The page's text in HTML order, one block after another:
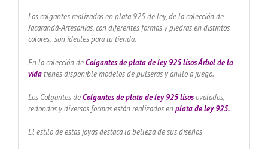
Los colgantes realizados en plata 925 de ley, de la colección de
Jacarandá-Artesanías, con diferentes formas y piedras en distintos
colores, son ideales para tu tienda.
En la colección deColgantes de plata de ley 925 lisosÁrbolde la
vidatienes disponible modelos de pulseras y anillo a juego.
Los Colgantes de Colgantes de plata de ley 925 lisosovalados,
redondos y diversos formas están realizados enplata de ley 925.
El estilo de estas joyas destaca la belleza de sus diseños